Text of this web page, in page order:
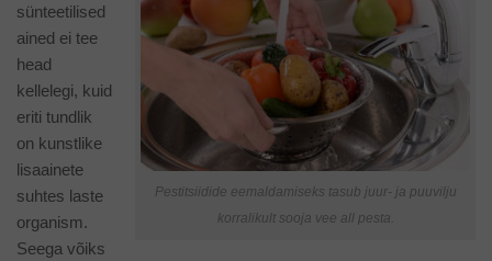
Pestitsiidide eemaldamiseks tasub juur- ja puuvilju
korralikult sooja vee all pesta.
sünteetilised
ained ei tee
head
kellelegi, kuid
eriti tundlik
on kunstlike
lisaainete
suhtes laste
organism.
Seega võiks